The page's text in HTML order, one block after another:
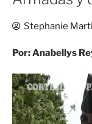
Stephanie
Por: Anabellys